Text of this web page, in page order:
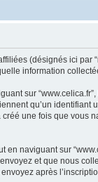
(désignés ici par
information
sur
qu’un
une fois que vous
naviguant sur
et que nous
après